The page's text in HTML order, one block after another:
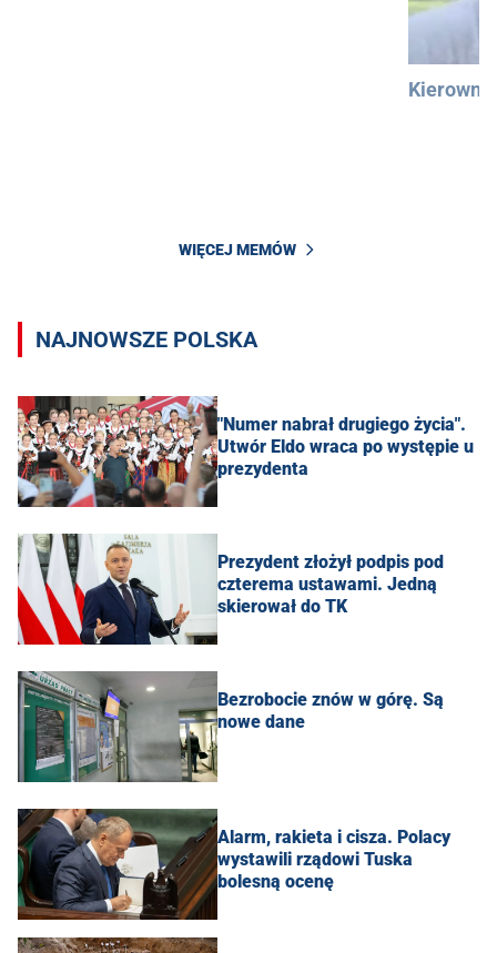
WIĘCEJ MEMÓW
NAJNOWSZE POLSKA
"Numer nabrał drugiego życia".
Utwór Eldo wraca po występie u
prezydenta
Prezydent złożył podpis pod
czterema ustawami. Jedną
skierował do TK
Bezrobocie znów w górę. Są
nowe dane
Alarm, rakieta i cisza. Polacy
wystawili rządowi Tuska
bolesną ocenę